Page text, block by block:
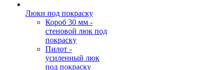
Люки под покраску
Короб 30 мм -
стеновой люк под
покраску
Пилот -
усиленный люк
под покраску